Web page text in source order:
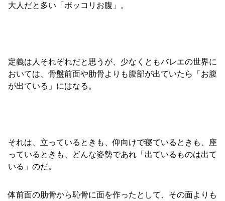
大人だと多い「ポッコリお腹」。
定義は人それぞれだと思うが、少なくともバレエの世界に
おいては、骨盤前面や肋骨よりも腹部が出ていたら「お腹
が出ている」にはなる。
それは、立っているときも、仰向けで寝ているときも、座
っているときも、どんな姿勢であれ「出ているものは出て
いる」のだ。
体前面の肋骨から恥骨に面を作ったとして、その面よりも